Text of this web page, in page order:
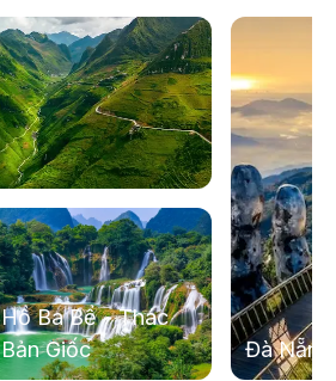
Đà Nẵng
Hồ Ba Bể - Thác
Bản Giốc